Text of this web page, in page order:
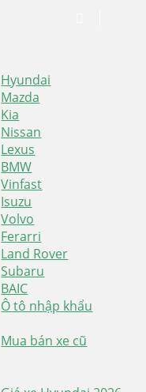
Hyundai
Mazda
Kia
Nissan
Lexus
BMW
Vinfast
Isuzu
Volvo
Ferarri
Land Rover
Subaru
BAIC
Ô tô nhập khẩu
Mua bán xe cũ